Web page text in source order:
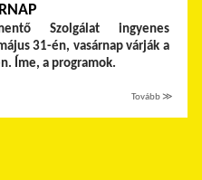
Szolgálat ingyenes
31-én, vasárnap várják a
Íme, a programok.
Tovább ≫